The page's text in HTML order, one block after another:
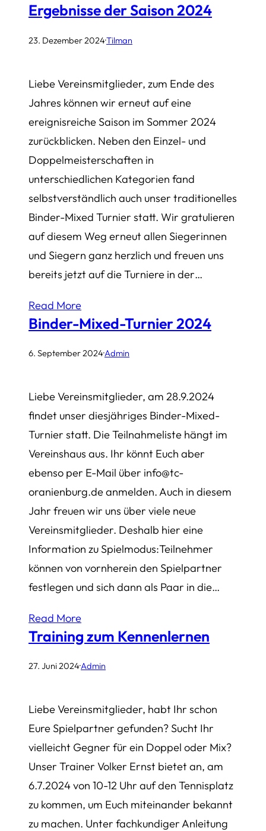
Ergebnisse der Saison 2024
23. Dezember 2024·Tilman
Liebe Vereinsmitglieder, zum Ende des
Jahres können wir erneut auf eine
ereignisreiche Saison im Sommer 2024
zurückblicken. Neben den Einzel- und
Doppelmeisterschaften in
unterschiedlichen Kategorien fand
selbstverständlich auch unser traditionelles
Binder-Mixed Turnier statt. Wir gratulieren
auf diesem Weg erneut allen Siegerinnen
und Siegern ganz herzlich und freuen uns
bereits jetzt auf die Turniere in der…
Read More
Binder-Mixed-Turnier 2024
6. September 2024·Admin
Liebe Vereinsmitglieder, am 28.9.2024
findet unser diesjähriges Binder-Mixed-
Turnier statt. Die Teilnahmeliste hängt im
Vereinshaus aus. Ihr könnt Euch aber
ebenso per E-Mail über info@tc-
oranienburg.de anmelden. Auch in diesem
Jahr freuen wir uns über viele neue
Vereinsmitglieder. Deshalb hier eine
Information zu Spielmodus:Teilnehmer
können von vornherein den Spielpartner
festlegen und sich dann als Paar in die…
Read More
Training zum Kennenlernen
27. Juni 2024·Admin
Liebe Vereinsmitglieder, habt Ihr schon
Eure Spielpartner gefunden? Sucht Ihr
vielleicht Gegner für ein Doppel oder Mix?
Unser Trainer Volker Ernst bietet an, am
6.7.2024 von 10-12 Uhr auf den Tennisplatz
zu kommen, um Euch miteinander bekannt
zu machen. Unter fachkundiger Anleitung